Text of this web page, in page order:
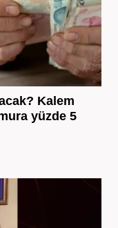
Kalem
yüzde 5